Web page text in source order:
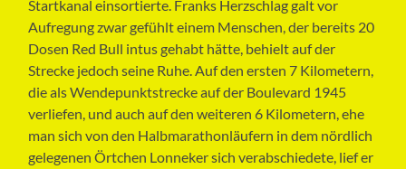
Startkanal einsortierte. Franks Herzschlag galt vor
Aufregung zwar gefühlt einem Menschen, der bereits 20
Dosen Red Bull intus gehabt hätte, behielt auf der
Strecke jedoch seine Ruhe. Auf den ersten 7 Kilometern,
die als Wendepunktstrecke auf der Boulevard 1945
verliefen, und auch auf den weiteren 6 Kilometern, ehe
man sich von den Halbmarathonläufern in dem nördlich
gelegenen Örtchen Lonneker sich verabschiedete, lief er